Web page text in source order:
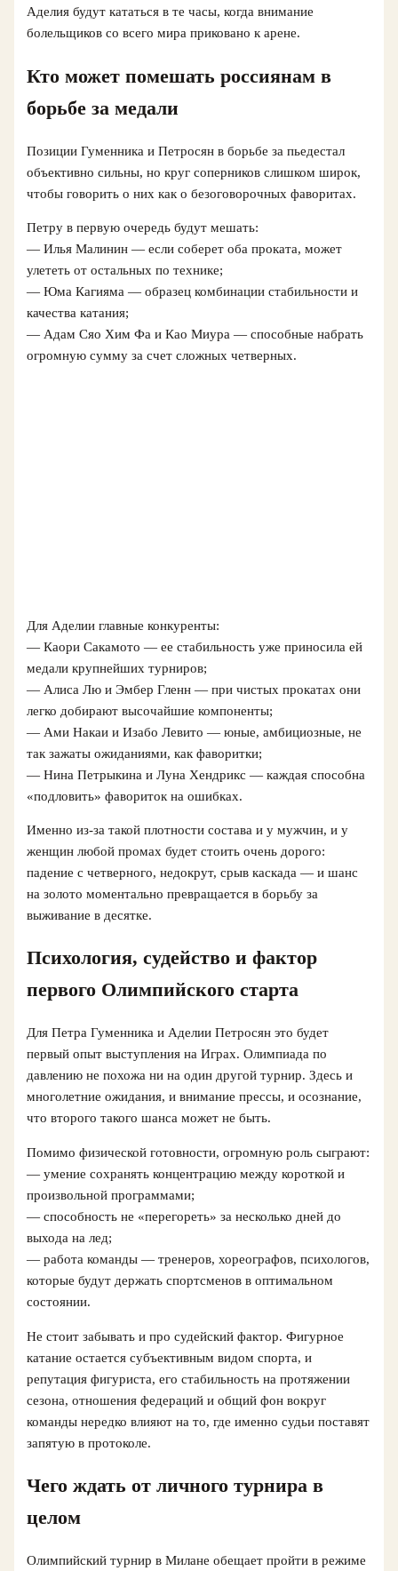
Аделия будут кататься в те часы, когда внимание
болельщиков со всего мира приковано к арене.
Кто может помешать россиянам в
борьбе за медали
Позиции Гуменника и Петросян в борьбе за пьедестал
объективно сильны, но круг соперников слишком широк,
чтобы говорить о них как о безоговорочных фаворитах.
Петру в первую очередь будут мешать:
— Илья Малинин — если соберет оба проката, может
улететь от остальных по технике;
— Юма Кагияма — образец комбинации стабильности и
качества катания;
— Адам Сяо Хим Фа и Као Миура — способные набрать
огромную сумму за счет сложных четверных.
Для Аделии главные конкуренты:
— Каори Сакамото — ее стабильность уже приносила ей
медали крупнейших турниров;
— Алиса Лю и Эмбер Гленн — при чистых прокатах они
легко добирают высочайшие компоненты;
— Ами Накаи и Изабо Левито — юные, амбициозные, не
так зажаты ожиданиями, как фаворитки;
— Нина Петрыкина и Луна Хендрикс — каждая способна
«подловить» фавориток на ошибках.
Именно из‑за такой плотности состава и у мужчин, и у
женщин любой промах будет стоить очень дорого:
падение с четверного, недокрут, срыв каскада — и шанс
на золото моментально превращается в борьбу за
выживание в десятке.
Психология, судейство и фактор
первого Олимпийского старта
Для Петра Гуменника и Аделии Петросян это будет
первый опыт выступления на Играх. Олимпиада по
давлению не похожа ни на один другой турнир. Здесь и
многолетние ожидания, и внимание прессы, и осознание,
что второго такого шанса может не быть.
Помимо физической готовности, огромную роль сыграют:
— умение сохранять концентрацию между короткой и
произвольной программами;
— способность не «перегореть» за несколько дней до
выхода на лед;
— работа команды — тренеров, хореографов, психологов,
которые будут держать спортсменов в оптимальном
состоянии.
Не стоит забывать и про судейский фактор. Фигурное
катание остается субъективным видом спорта, и
репутация фигуриста, его стабильность на протяжении
сезона, отношения федераций и общий фон вокруг
команды нередко влияют на то, где именно судьи поставят
запятую в протоколе.
Чего ждать от личного турнира в
целом
Олимпийский турнир в Милане обещает пройти в режиме